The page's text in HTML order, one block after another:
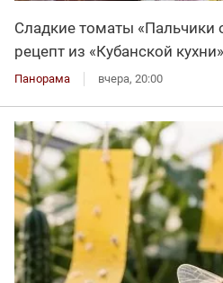
Сладкие томаты
рецепт из «Кубанской кухни»
Панорама вчера, 20:00